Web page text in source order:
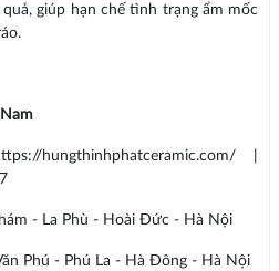
giúp hạn chế tình trạng ẩm mốc
hungthinhphatceramic.com/ |
- La Phù - Hoài Đức - Hà Nội
Phú - Phú La - Hà Đông - Hà Nội